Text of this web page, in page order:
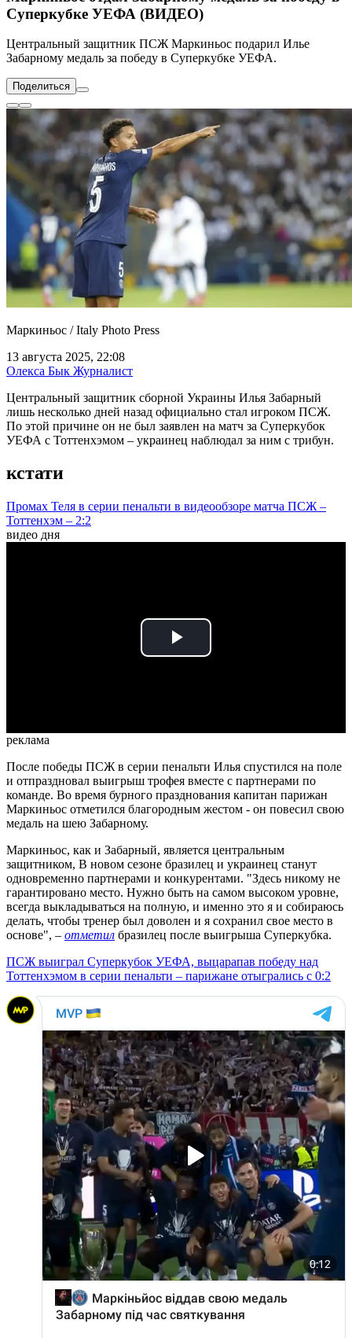
Суперкубке УЕФА (ВИДЕО)
Центральный защитник ПСЖ Маркиньос подарил Илье
Забарному медаль за победу в Суперкубке УЕФА.
Поделиться
Маркиньос / Italy Photo Press
13 августа 2025, 22:08
Олекса Бык Журналист
Центральный защитник сборной Украины Илья Забарный
лишь несколько дней назад официально стал игроком ПСЖ.
По этой причине он не был заявлен на матч за Суперкубок
УЕФА с Тоттенхэмом – украинец наблюдал за ним с трибун.
кстати
Промах Теля в серии пенальти в видеообзоре матча ПСЖ –
Тоттенхэм – 2:2
видео дня
Play
реклама
После победы ПСЖ в серии пенальти Илья спустился на поле
и отпраздновал выигрыш трофея вместе с партнерами по
команде. Во время бурного празднования капитан парижан
Маркиньос отметился благородным жестом - он повесил свою
медаль на шею Забарному.
Маркиньос, как и Забарный, является центральным
защитником, В новом сезоне бразилец и украинец станут
одновременно партнерами и конкурентами. "Здесь никому не
гарантировано место. Нужно быть на самом высоком уровне,
всегда выкладываться на полную, и именно это я и собираюсь
делать, чтобы тренер был доволен и я сохранил свое место в
основе", – отметил бразилец после выигрыша Суперкубка.
ПСЖ выиграл Суперкубок УЕФА, выцарапав победу над
Тоттенхэмом в серии пенальти – парижане отыгрались с 0:2